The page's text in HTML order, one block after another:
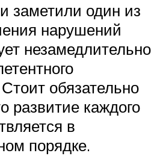
заметили один из
нарушений
незамедлительно
обязательно
развитие каждого
в
порядке.